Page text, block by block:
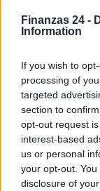
Finanzas 24 -
Information
If you wish to
processing of
targeted
section to
opt-out request
interest-based
us or personal
your opt-out.
disclosure of